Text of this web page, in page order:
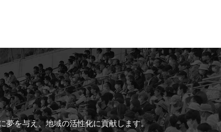
夢を与え、地域の活性化に貢献します。